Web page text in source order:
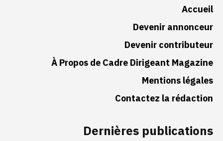
Accueil
Devenir annonceur
Devenir contributeur
À Propos de Cadre Dirigeant Magazine
Mentions légales
Contactez la rédaction
Dernières publications